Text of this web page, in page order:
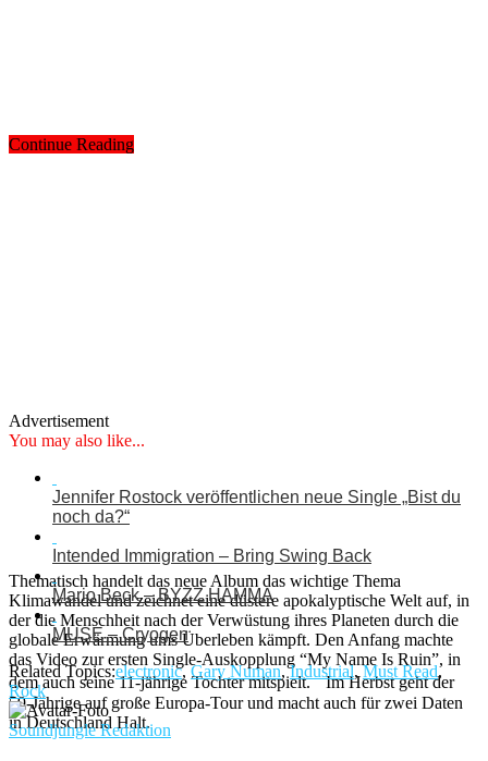
Thematisch handelt das neue Album das wichtige Thema
Klimawandel und zeichnet eine düstere apokalyptische Welt auf, in
der die Menschheit nach der Verwüstung ihres Planeten durch die
globale Erwärmung ums Überleben kämpft. Den Anfang machte
das Video zur ersten Single-Auskopplung “My Name Is Ruin”, in
dem auch seine 11-jährige Tochter mitspielt. Im Herbst geht der
59-Jährige auf große Europa-Tour und macht auch für zwei Daten
in Deutschland Halt.
Continue Reading
Advertisement
You may also like...
Jennifer Rostock veröffentlichen neue Single „Bist du
noch da?“
Intended Immigration – Bring Swing Back
Mario Beck – BYZZ HAMMA
MUSE – Cryogen
Related Topics:electronic,Gary Numan,Industrial,Must Read,
Rock
Soundjungle Redaktion